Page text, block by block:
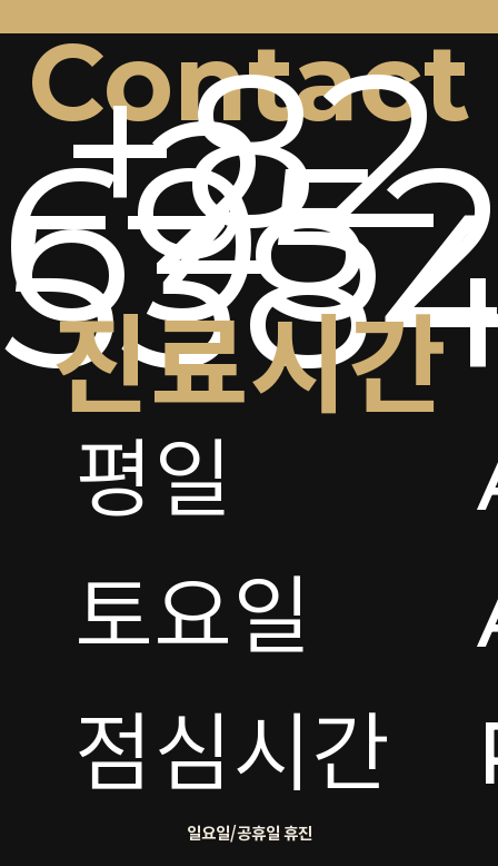
Contact
+82
2-
진료시간
평일
토요일
점심시간
일요일/공휴일 휴진